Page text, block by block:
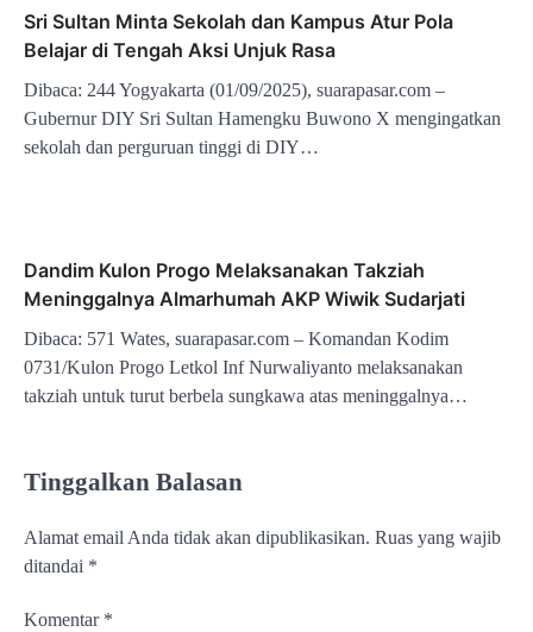
Sri Sultan Minta Sekolah dan Kampus Atur Pola
Belajar di Tengah Aksi Unjuk Rasa
Dibaca: 244 Yogyakarta (01/09/2025), suarapasar.com –
Gubernur DIY Sri Sultan Hamengku Buwono X mengingatkan
sekolah dan perguruan tinggi di DIY…
Dandim Kulon Progo Melaksanakan Takziah
Meninggalnya Almarhumah AKP Wiwik Sudarjati
Dibaca: 571 Wates, suarapasar.com – Komandan Kodim
0731/Kulon Progo Letkol Inf Nurwaliyanto melaksanakan
takziah untuk turut berbela sungkawa atas meninggalnya…
Tinggalkan Balasan
Alamat email Anda tidak akan dipublikasikan. Ruas yang wajib
ditandai *
Komentar *